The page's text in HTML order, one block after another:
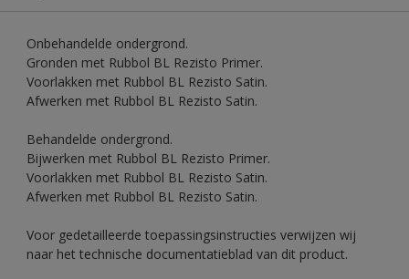
Onbehandelde ondergrond.
Gronden met Rubbol BL Rezisto Primer.
Voorlakken met Rubbol BL Rezisto Satin.
Afwerken met Rubbol BL Rezisto Satin.
Behandelde ondergrond.
Bijwerken met Rubbol BL Rezisto Primer.
Voorlakken met Rubbol BL Rezisto Satin.
Afwerken met Rubbol BL Rezisto Satin.
Voor gedetailleerde toepassingsinstructies verwijzen wij
naar het technische documentatieblad van dit product.